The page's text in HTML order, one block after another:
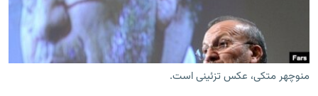
زبان‌های دیگر
منوچهر متکی، عکس تزئینی است.